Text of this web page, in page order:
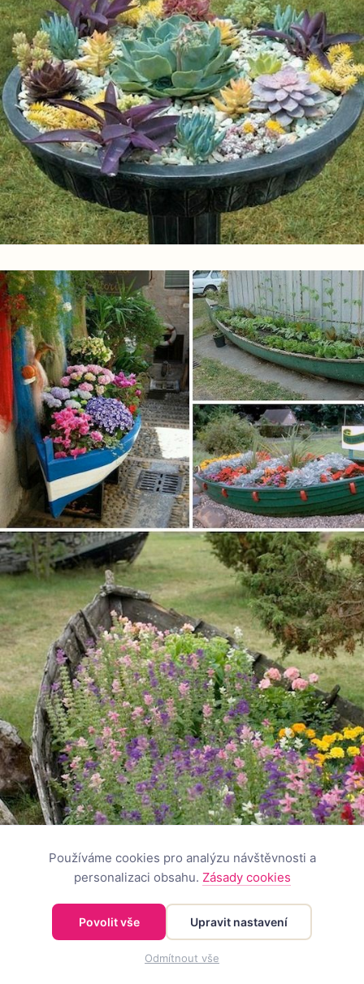
Používáme cookies pro analýzu návštěvnosti a
personalizaci obsahu. Zásady cookies
Povolit vše Upravit nastavení
Odmítnout vše